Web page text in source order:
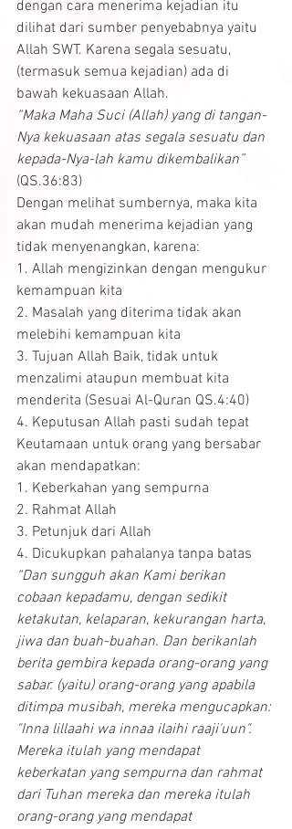
dengan cara menerima kejadian itu
dilihat dari sumber penyebabnya yaitu
Allah SWT. Karena segala sesuatu,
(termasuk semua kejadian) ada di
bawah kekuasaan Allah.
“Maka Maha Suci (Allah) yang di tangan-
Nya kekuasaan atas segala sesuatu dan
kepada-Nya-lah kamu dikembalikan”
(QS.36:83)
Dengan melihat sumbernya, maka kita
akan mudah menerima kejadian yang
tidak menyenangkan, karena:
1. Allah mengizinkan dengan mengukur
kemampuan kita
2. Masalah yang diterima tidak akan
melebihi kemampuan kita
3. Tujuan Allah Baik, tidak untuk
menzalimi ataupun membuat kita
menderita (Sesuai Al-Quran QS.4:40)
4. Keputusan Allah pasti sudah tepat
Keutamaan untuk orang yang bersabar
akan mendapatkan:
1. Keberkahan yang sempurna
2. Rahmat Allah
3. Petunjuk dari Allah
4. Dicukupkan pahalanya tanpa batas
“Dan sungguh akan Kami berikan
cobaan kepadamu, dengan sedikit
ketakutan, kelaparan, kekurangan harta,
jiwa dan buah-buahan. Dan berikanlah
berita gembira kepada orang-orang yang
sabar. (yaitu) orang-orang yang apabila
ditimpa musibah, mereka mengucapkan:
"Inna lillaahi wa innaa ilaihi raaji'uun".
Mereka itulah yang mendapat
keberkatan yang sempurna dan rahmat
dari Tuhan mereka dan mereka itulah
orang-orang yang mendapat